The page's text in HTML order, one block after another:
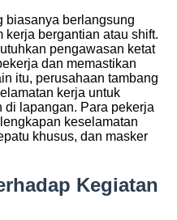
biasanya berlangsung
bergantian atau shift.
pengawasan ketat
dan memastikan
itu, perusahaan tambang
kerja untuk
lapangan. Para pekerja
keselamatan
khusus, dan masker
Kegiatan